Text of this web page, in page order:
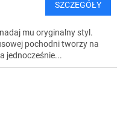
SZCZEGÓŁY
mu oryginalny styl.
pochodni tworzy na
jednocześnie...